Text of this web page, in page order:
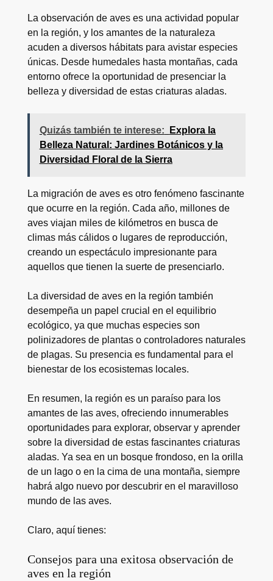
La observación de aves es una actividad popular
en la región, y los amantes de la naturaleza
acuden a diversos hábitats para avistar especies
únicas. Desde humedales hasta montañas, cada
entorno ofrece la oportunidad de presenciar la
belleza y diversidad de estas criaturas aladas.
Quizás también te interese:
Explora la
Belleza Natural: Jardines Botánicos y la
Diversidad Floral de la Sierra
La migración de aves es otro fenómeno fascinante
que ocurre en la región. Cada año, millones de
aves viajan miles de kilómetros en busca de
climas más cálidos o lugares de reproducción,
creando un espectáculo impresionante para
aquellos que tienen la suerte de presenciarlo.
La diversidad de aves en la región también
desempeña un papel crucial en el equilibrio
ecológico, ya que muchas especies son
polinizadores de plantas o controladores naturales
de plagas. Su presencia es fundamental para el
bienestar de los ecosistemas locales.
En resumen, la región es un paraíso para los
amantes de las aves, ofreciendo innumerables
oportunidades para explorar, observar y aprender
sobre la diversidad de estas fascinantes criaturas
aladas. Ya sea en un bosque frondoso, en la orilla
de un lago o en la cima de una montaña, siempre
habrá algo nuevo por descubrir en el maravilloso
mundo de las aves.
Claro, aquí tienes:
Consejos para una exitosa observación de
aves en la región